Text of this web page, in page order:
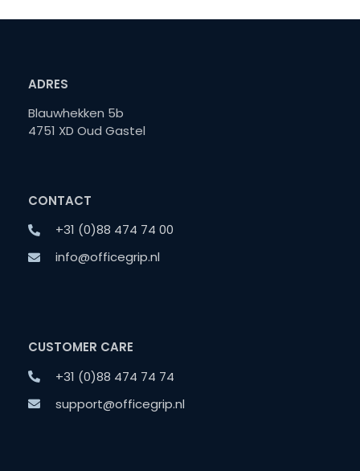
ADRES
Blauwhekken 5b
4751 XD Oud Gastel
CONTACT
+31 (0)88 474 74 00
info@officegrip.nl
CUSTOMER CARE
+31 (0)88 474 74 74
support@officegrip.nl